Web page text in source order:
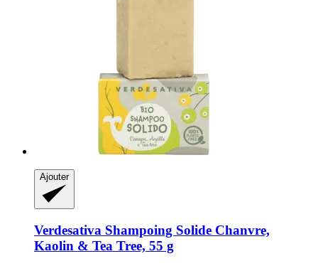
Ajouter
Verdesativa Shampoing Solide Chanvre,
Kaolin & Tea Tree, 55 g